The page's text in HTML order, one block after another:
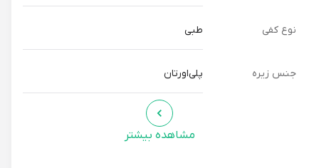
نوع کفی
جنس زیره پلی‌اورتان
مشاهده بیشتر